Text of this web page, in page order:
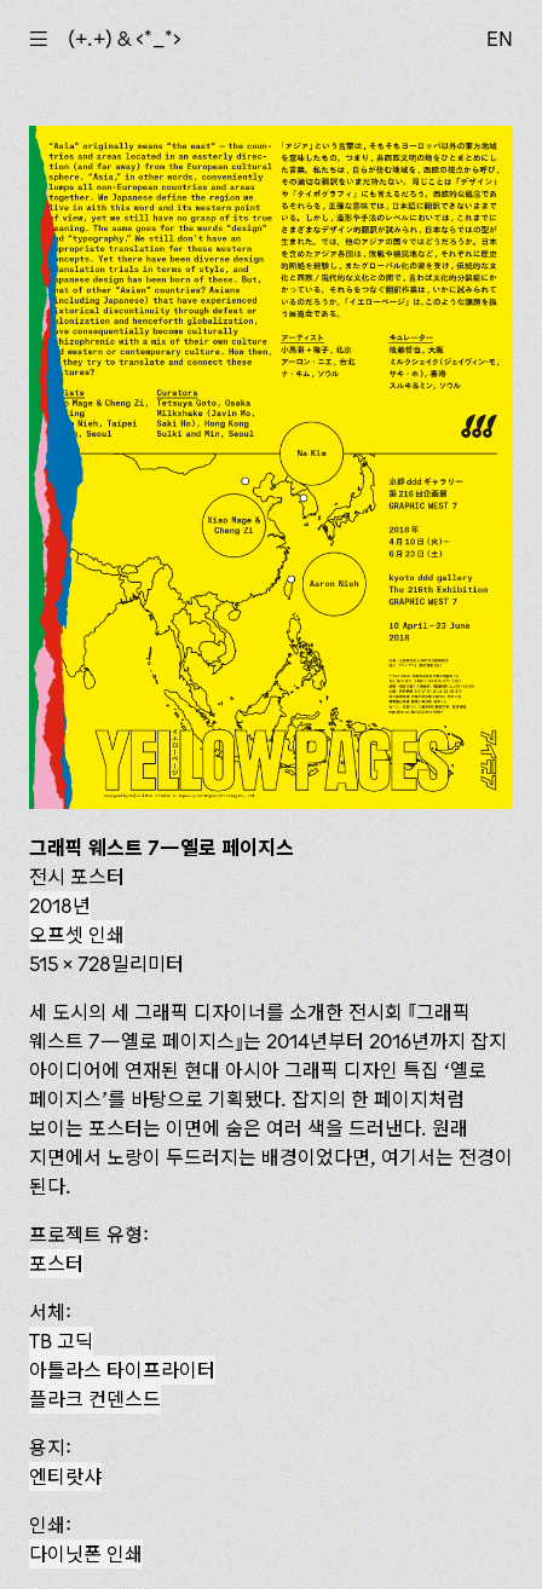
☰ (+.+) & ‹*_*› EN
그래픽 웨스트 7—옐로 페이지스
전시 포스터
2018년
오프셋 인쇄
515 x 728밀리미터
세 도시의 세 그래픽 디자이너를 소개한 전시회 그래픽
웨스트 7— 옐로 페이지스 는 2014년부터 2016년까지 잡지
아이디어에 연재된 현대 아시아 그래픽 디자인 특집 ‘옐로
페이지스’를 바탕으로 기획됐다. 잡지의 한 페이지처럼
보이는 포스터는 이면에 숨은 여러 색을 드러낸다. 원래
지면에서 노랑이 두드러지는 배경이었다면, 여기서는 전경이
된다.
프로젝트 유형:
포스터
서체:
TB 고딕
아틀라스 타이프라이터
플라크 컨덴스드
용지:
엔티랏샤
인쇄:
다이닛폰 인쇄